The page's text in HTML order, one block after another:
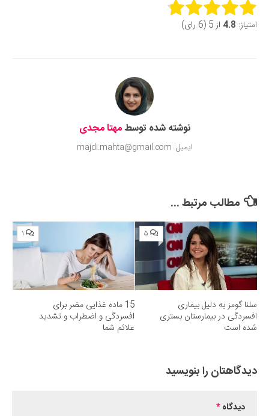
Rate this item:
امتیاز: 4.8 از 5 (6 رای)
نوشته شده توسطمهتا مجدی
ایمیل: majdi.mahta@gmail.com
مطالب مرتبط ...
۵
سلنا گومز به دلیل بیماری
افسردگی در بیمارستان بستری
شده است
۱
15 ماده غذایی مضر برای
افسردگی و اضطراب و تشدید
علائم شما
دیدگاهتان را بنویسید
دیدگاه*